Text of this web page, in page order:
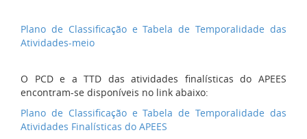
Plano de Classificação e Tabela de Temporalidade das
Atividades-meio
O PCD e a TTD das atividades finalísticas do APEES
encontram-se disponíveis no link abaixo:
Plano de Classificação e Tabela de Temporalidade das
Atividades Finalísticas do APEES